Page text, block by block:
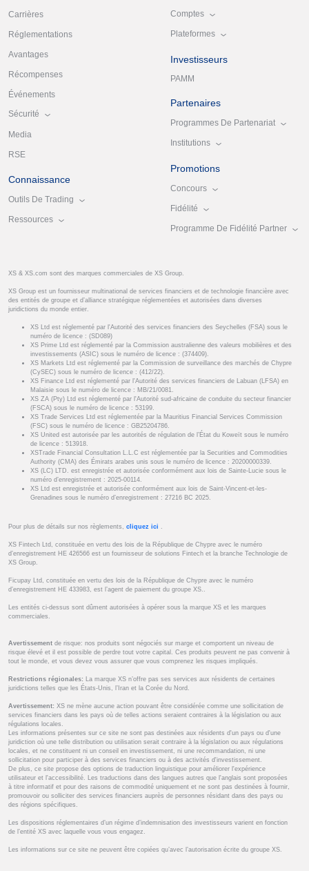
Carrières
Réglementations
Avantages
Récompenses
Événements
Sécurité
Media
RSE
Connaissance
Outils De Trading
Ressources
Comptes
Plateformes
Investisseurs
PAMM
Partenaires
Programmes De Partenariat
Institutions
Promotions
Concours
Fidélité
Programme De Fidélité Partner
XS & XS.com sont des marques commerciales de XS Group.
XS Group est un fournisseur multinational de services financiers et de technologie financière avec
des entités de groupe et d’alliance stratégique réglementées et autorisées dans diverses
juridictions du monde entier.
XS Ltd est réglementé par l'Autorité des services financiers des Seychelles (FSA) sous le
numéro de licence : (SD089)
XS Prime Ltd est réglementé par la Commission australienne des valeurs mobilières et des
investissements (ASIC) sous le numéro de licence : (374409).
XS Markets Ltd est réglementé par la Commission de surveillance des marchés de Chypre
(CySEC) sous le numéro de licence : (412/22).
XS Finance Ltd est réglementé par l'Autorité des services financiers de Labuan (LFSA) en
Malaisie sous le numéro de licence : MB/21/0081.
XS ZA (Pty) Ltd est réglementé par l'Autorité sud-africaine de conduite du secteur financier
(FSCA) sous le numéro de licence : 53199.
XS Trade Services Ltd est réglementée par la Mauritius Financial Services Commission
(FSC) sous le numéro de licence : GB25204786.
XS United est autorisée par les autorités de régulation de l’État du Koweït sous le numéro
de licence : 513918.
XSTrade Financial Consultation L.L.C est réglementée par la Securities and Commodities
Authority (CMA) des Émirats arabes unis sous le numéro de licence : 20200000339.
XS (LC) LTD. est enregistrée et autorisée conformément aux lois de Sainte-Lucie sous le
numéro d’enregistrement : 2025-00114.
XS Ltd est enregistrée et autorisée conformément aux lois de Saint-Vincent-et-les-
Grenadines sous le numéro d’enregistrement : 27216 BC 2025.
Pour plus de détails sur nos règlements, cliquez ici
XS Fintech Ltd, constituée en vertu des lois de la République de Chypre avec le numéro
d’enregistrement HE 426566 est un fournisseur de solutions Fintech et la branche Technologie de
XS Group.
Ficupay Ltd, constituée en vertu des lois de la République de Chypre avec le numéro
d’enregistrement HE 433983, est l’agent de paiement du groupe XS..
Les entités ci-dessus sont dûment autorisées à opérer sous la marque XS et les marques
commerciales.
Avertissement de risque: nos produits sont négociés sur marge et comportent un niveau de
risque élevé et il est possible de perdre tout votre capital. Ces produits peuvent ne pas convenir à
tout le monde, et vous devez vous assurer que vous comprenez les risques impliqués.
Restrictions régionales: La marque XS n’offre pas ses services aux résidents de certaines
juridictions telles que les États-Unis, l’Iran et la Corée du Nord.
Avertissement: XS ne mène aucune action pouvant être considérée comme une sollicitation de
services financiers dans les pays où de telles actions seraient contraires à la législation ou aux
régulations locales.
Les informations présentes sur ce site ne sont pas destinées aux résidents d'un pays ou d'une
juridiction où une telle distribution ou utilisation serait contraire à la législation ou aux régulations
locales, et ne constituent ni un conseil en investissement, ni une recommandation, ni une
sollicitation pour participer à des services financiers ou à des activités d'investissement.
De plus, ce site propose des options de traduction linguistique pour améliorer l'expérience
utilisateur et l'accessibilité. Les traductions dans des langues autres que l'anglais sont proposées
à titre informatif et pour des raisons de commodité uniquement et ne sont pas destinées à fournir,
promouvoir ou solliciter des services financiers auprès de personnes résidant dans des pays ou
des régions spécifiques.
Les dispositions réglementaires d’un régime d’indemnisation des investisseurs varient en fonction
de l’entité XS avec laquelle vous vous engagez.
Les informations sur ce site ne peuvent être copiées qu’avec l’autorisation écrite du groupe XS.